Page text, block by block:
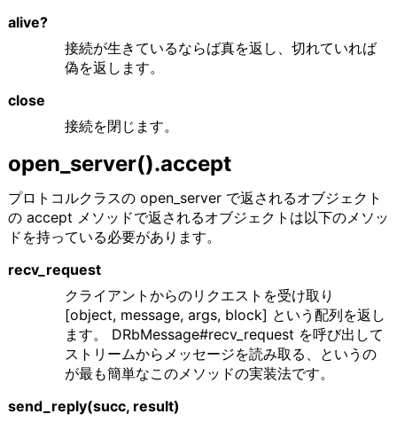
alive?
接続が生きているならば真を返し、切れていれば
偽を返します。
close
接続を閉じます。
open_server().accept
プロトコルクラスの open_server で返されるオブジェクト
の accept メソッドで返されるオブジェクトは以下のメソッ
ドを持っている必要があります。
recv_request
クライアントからのリクエストを受け取り
[object, message, args, block] という配列を返し
ます。 DRbMessage#recv_request を呼び出して
ストリームからメッセージを読み取る、というの
が最も簡単なこのメソッドの実装法です。
send_reply(succ, result)